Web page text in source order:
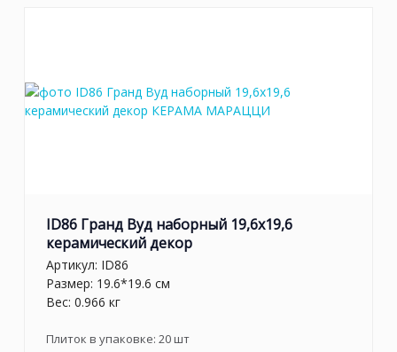
ID86 Гранд Вуд наборный 19,6x19,6
керамический декор
Артикул: ID86
Размер: 19.6*19.6 см
Вес: 0.966 кг
Плиток в упаковке: 20шт